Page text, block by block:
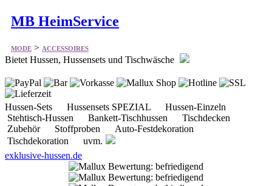
MB HeimService
MODE > ACCESSOIRES
Bietet Hussen, Hussensets und Tischwäsche
Hussen-Sets Hussensets SPEZIAL Hussen-Einzeln
Stehtisch-Hussen Bankett-Tischhussen Tischdecken
Zubehör Stoffproben Auto-Festdekoration
Tischdekoration uvm.
exklusive-hussen.de